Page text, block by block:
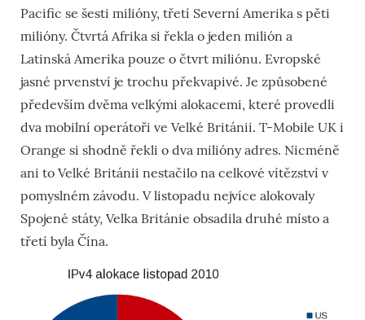
Pacific se šesti milióny, třetí Severní Amerika s pěti
milióny. Čtvrtá Afrika si řekla o jeden milión a
Latinská Amerika pouze o čtvrt miliónu. Evropské
jasné prvenství je trochu překvapivé. Je způsobené
především dvěma velkými alokacemi, které provedli
dva mobilní operátoři ve Velké Británii. T-Mobile UK i
Orange si shodně řekli o dva milióny adres. Nicméně
ani to Velké Británii nestačilo na celkové vítězství v
pomyslném závodu. V listopadu nejvíce alokovaly
Spojené státy, Velka Británie obsadila druhé místo a
třetí byla Čína.